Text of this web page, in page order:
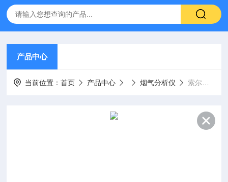
产品中心
当前位置：首页 产品中心 烟气分析仪 索尔曼三合一烟气分析仪测量烟道气体检测仪